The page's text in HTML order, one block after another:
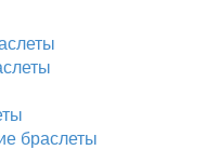
браслеты